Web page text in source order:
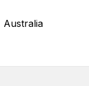
Australia